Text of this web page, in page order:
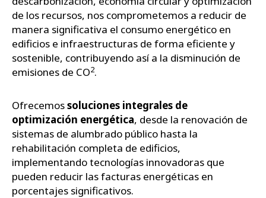
de los recursos, nos comprometemos a reducir de
manera significativa el consumo energético en
edificios e infraestructuras de forma eficiente y
sostenible, contribuyendo así a la disminución de
emisiones de CO2.
Ofrecemossoluciones integrales de
optimización energética, desde la renovación de
sistemas de alumbrado público hasta la
rehabilitación completa de edificios,
implementando tecnologías innovadoras que
pueden reducir las facturas energéticas en
porcentajes significativos.